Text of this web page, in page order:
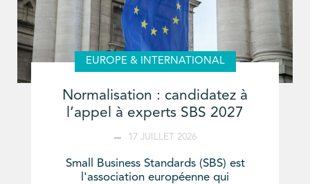
EUROPE & INTERNATIONAL
Normalisation : candidatez à
l’appel à experts SBS 2027
17 JUILLET 2026
Small Business Standards (SBS) est
l'association européenne qui